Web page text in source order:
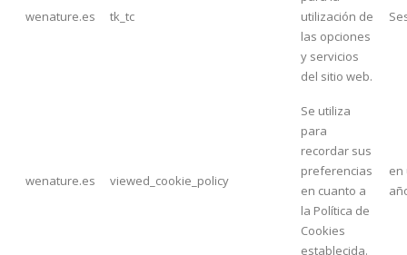
wenature.es tk_tc
utilización de
las opciones
y servicios
del sitio web.
wenature.es viewed_cookie_policy
Se utiliza
para
recordar sus
preferencias
en cuanto a
la Política de
Cookies
establecida.
en